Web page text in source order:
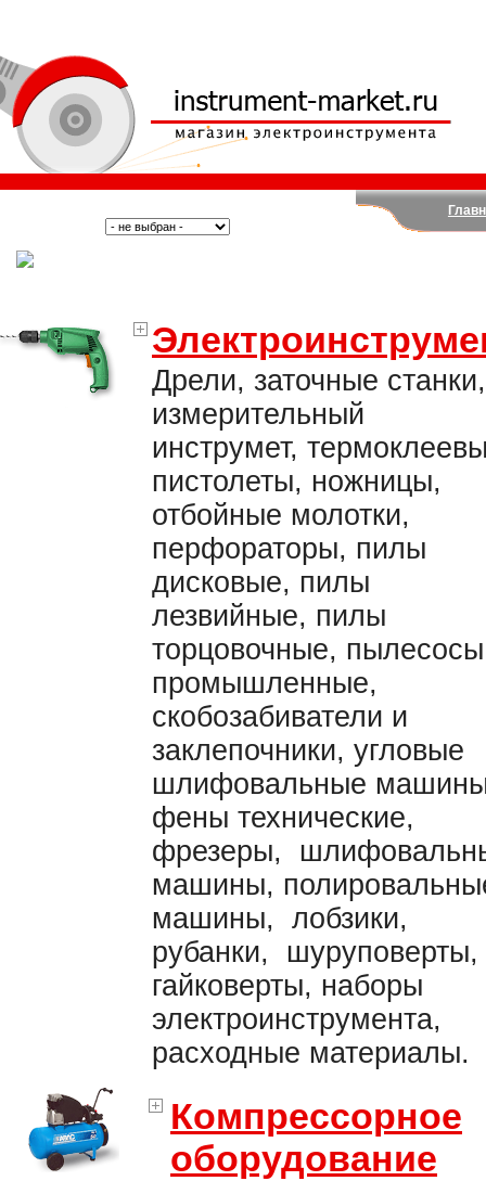
Дрели, заточные станки,
измерительный
инструмет,
пистолеты, ножницы,
отбойные молотки,
перфораторы, пилы
дисковые, пилы
лезвийные, пилы
торцовочные, пылесосы
промышленные,
скобозабиватели и
заклепочники, угловые
шлифовальные
фены технические,
фрезеры,
машины,
машины, лобзики,
рубанки, шуруповерты,
гайковерты, наборы
электроинструмента,
расходные материалы.
Компрессорное
оборудование